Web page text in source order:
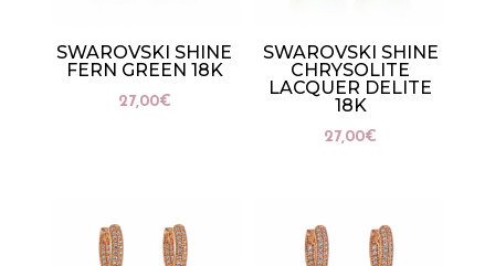
SWAROVSKI SHINE
FERN GREEN 18K
27,00€
SWAROVSKI SHINE
CHRYSOLITE
LACQUER DELITE
18K
27,00€